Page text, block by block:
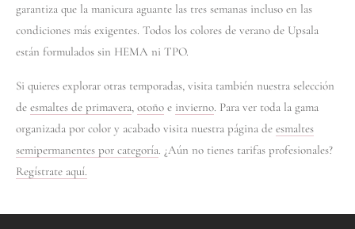
garantiza que la manicura aguante las tres semanas incluso en las
condiciones más exigentes. Todos los colores de verano de Upsala
están formulados sin HEMA ni TPO.
Si quieres explorar otras temporadas, visita también nuestra selección
de esmaltes de primavera, otoño e invierno. Para ver toda la gama
organizada por color y acabado visita nuestra página de esmaltes
semipermanentes por categoría. ¿Aún no tienes tarifas profesionales?
Regístrate aquí.